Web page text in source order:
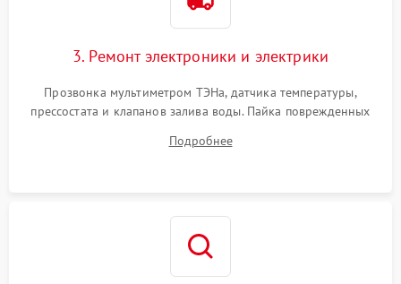
3. Ремонт электроники и электрики
Прозвонка мультиметром ТЭНа, датчика температуры,
прессостата и клапанов залива воды. Пайка поврежденных
Восстановление целостности проводки и контактов.
Подробнее